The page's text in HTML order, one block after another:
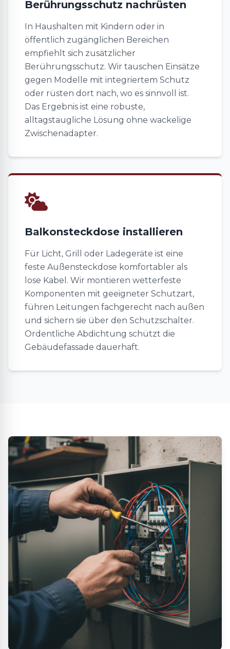
Berührungsschutz nachrüsten
In Haushalten mit Kindern oder in
öffentlich zugänglichen Bereichen
empfiehlt sich zusätzlicher
Berührungsschutz. Wir tauschen Einsätze
gegen Modelle mit integriertem Schutz
oder rüsten dort nach, wo es sinnvoll ist.
Das Ergebnis ist eine robuste,
alltagstaugliche Lösung ohne wackelige
Zwischenadapter.
Balkonsteckdose installieren
Für Licht, Grill oder Ladegeräte ist eine
feste Außensteckdose komfortabler als
lose Kabel. Wir montieren wetterfeste
Komponenten mit geeigneter Schutzart,
führen Leitungen fachgerecht nach außen
und sichern sie über den Schutzschalter.
Ordentliche Abdichtung schützt die
Gebäudefassade dauerhaft.